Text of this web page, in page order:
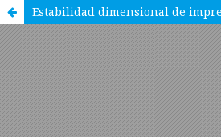
Estabilidad dimensional de